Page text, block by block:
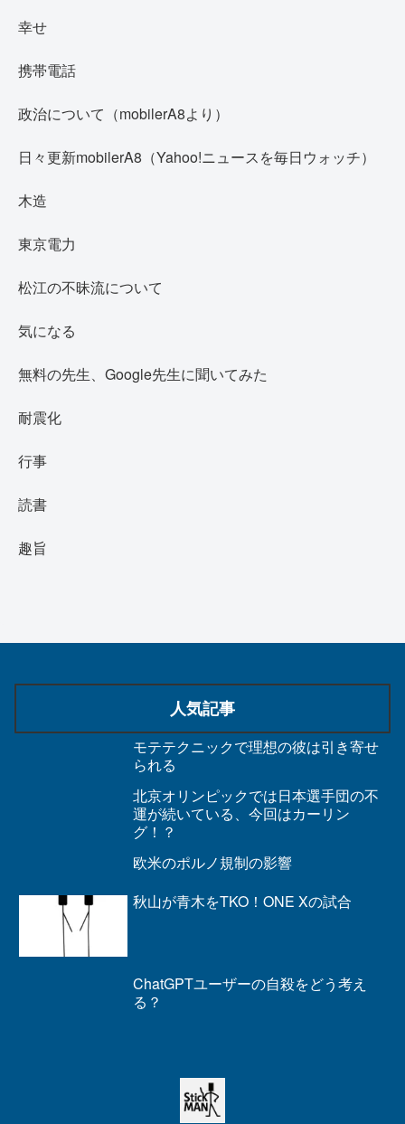
幸せ
携帯電話
政治について（mobilerA8より）
日々更新mobilerA8（Yahoo!ニュースを毎日ウォッチ）
木造
東京電力
松江の不昧流について
気になる
無料の先生、Google先生に聞いてみた
耐震化
行事
読書
趣旨
人気記事
モテテクニックで理想の彼は引き寄せ
られる
北京オリンピックでは日本選手団の不
運が続いている、今回はカーリン
グ！？
欧米のポルノ規制の影響
秋山が青木をTKO！ONE Xの試合
ChatGPTユーザーの自殺をどう考え
る？